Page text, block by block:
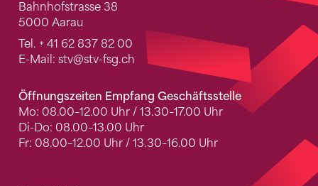
Bahnhofstrasse 38
5000 Aarau
Tel. + 41 62 837 82 00
E-Mail: stv@stv-fsg.ch
Öffnungszeiten Empfang Geschäftsstelle
Mo: 08.00–12.00 Uhr / 13.30–17.00 Uhr
Di-Do: 08.00–13.00 Uhr
Fr: 08.00–12.00 Uhr / 13.30–16.00 Uhr